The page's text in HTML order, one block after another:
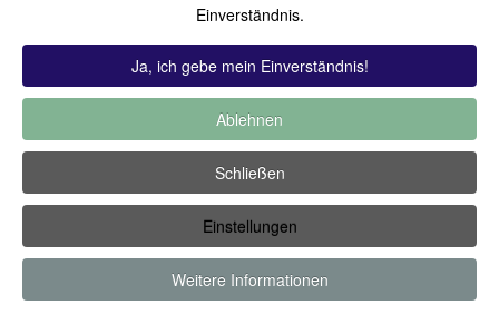
Hoch bewertet-Zuletzt hinzugekommen
kommentiert-Meist gesehen
Zugriffsbeschränkte Kategorien
Copyright ©2019 by Thomas Füssler
Einverständnis.
Ja, ich gebe mein Einverständnis!
Ablehnen
Schließen
Einstellungen
Weitere Informationen